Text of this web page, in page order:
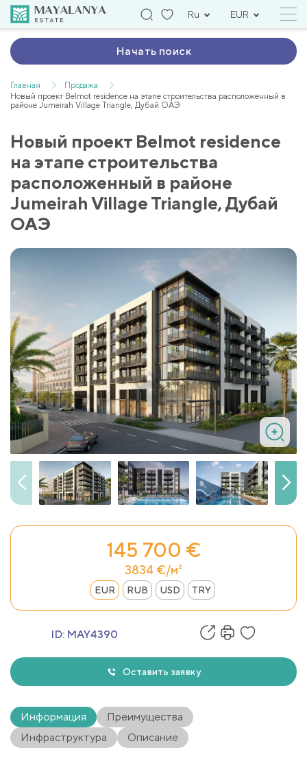
Ru EUR
Начать поиск
Главная
Продажа
Новый проект Belmot residence на этапе строительства расположенный в
районе Jumeirah Village Triangle, Дубай ОАЭ
Новый проект Belmot residence
на этапе строительства
расположенный в районе
Jumeirah Village Triangle, Дубай
ОАЭ
145 700 €
3834 €/м²
EUR RUB USD TRY
ID: MAY4390
Оставить заявку
Информация
Преимущества
Инфраструктура
Описание